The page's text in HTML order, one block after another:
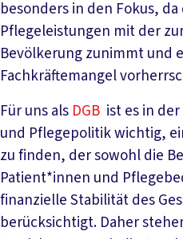
besonders in den Fokus,
Pflegeleistungen mit der
Bevölkerung zunimmt und
Fachkräftemangel
Für uns als DGB ist es in
und Pflegepolitik wichtig,
zu finden, der sowohl die
Patient*innen und
finanzielle Stabilität des
berücksichtigt. Daher